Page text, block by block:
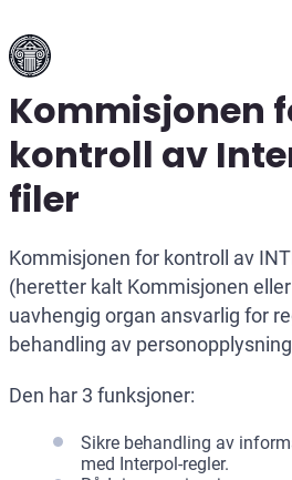
Kommisjonen
kontroll av
filer
Kommisjonen for kontroll av
(heretter kalt Kommisjonen
uavhengig organ ansvarlig for
behandling av
Den har 3 funksjoner:
Sikre behandling av
med Interpol-regler.